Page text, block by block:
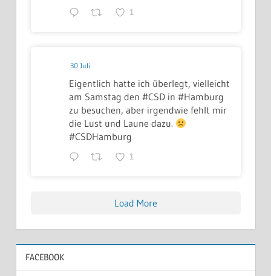
1
30 Juli
Eigentlich hatte ich überlegt, vielleicht
am Samstag den #CSD in #Hamburg
zu besuchen, aber irgendwie fehlt mir
die Lust und Laune dazu.
#CSDHamburg
1
Load More
FACEBOOK